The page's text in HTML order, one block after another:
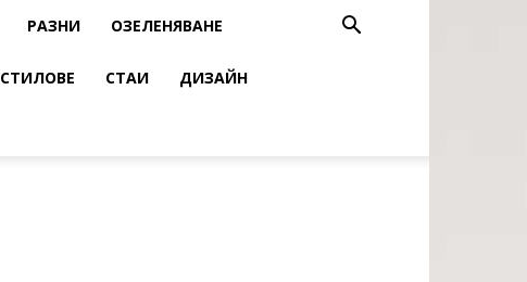
РАЗНИ ОЗЕЛЕНЯВАНЕ
СТИЛОВЕ СТАИ ДИЗАЙН